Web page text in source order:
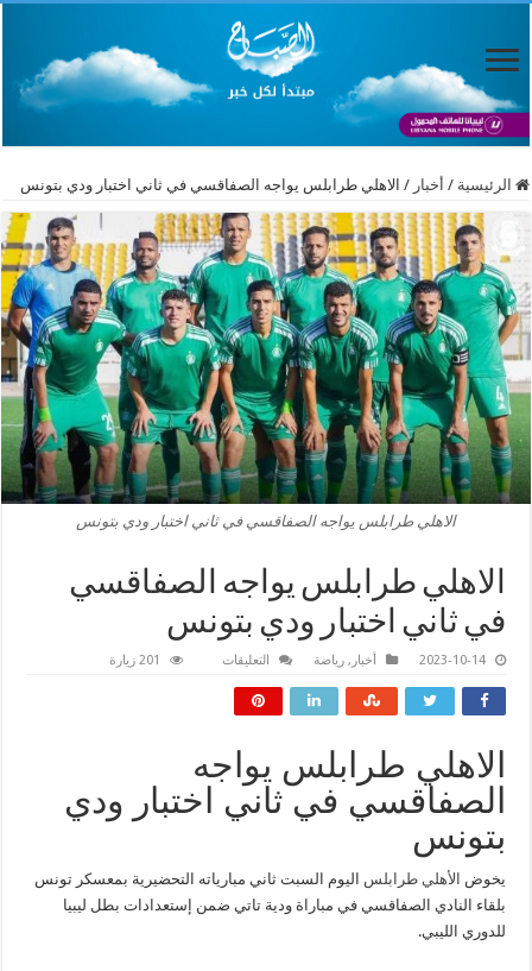
الرئيسية / أخبار / الاهلي طرابلس يواجه الصفاقسي في ثاني اختبار ودي بتونس
الاهلي طرابلس يواجه الصفاقسي في ثاني اختبار ودي بتونس
الاهلي طرابلس يواجه الصفاقسي
في ثاني اختبار ودي بتونس
2023-10-14 أخبار ,رياضة التعليقات
اختبار
ودي
بتونس
مغلقة
201 زيارة
الاهلي طرابلس يواجه
الصفاقسي في ثاني اختبار ودي
بتونس
يخوض الأهلي طرابلس اليوم السبت ثاني مبارياته التحضيرية بمعسكر تونس
بلقاء النادي الصفاقسي في مباراة ودية تاتي ضمن إستعدادات بطل ليبيا
للدوري الليبي.